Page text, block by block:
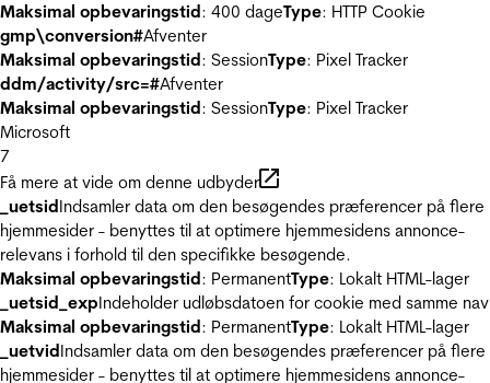
Maksimal opbevaringstid: 400 dageType: HTTP Cookie
gmp\conversion#Afventer
Maksimal opbevaringstid: SessionType: Pixel Tracker
ddm/activity/src=#Afventer
Maksimal opbevaringstid: SessionType: Pixel Tracker
Microsoft
7
Få mere at vide om denne udbyder
_uetsidIndsamler data om den besøgendes præferencer på flere
hjemmesider - benyttes til at optimere hjemmesidens annonce-
relevans i forhold til den specifikke besøgende.
Maksimal opbevaringstid: PermanentType: Lokalt HTML-lager
_uetsid_expIndeholder udløbsdatoen for cookie med samme
Maksimal opbevaringstid: PermanentType: Lokalt HTML-lager
_uetvidIndsamler data om den besøgendes præferencer på flere
hjemmesider - benyttes til at optimere hjemmesidens annonce-